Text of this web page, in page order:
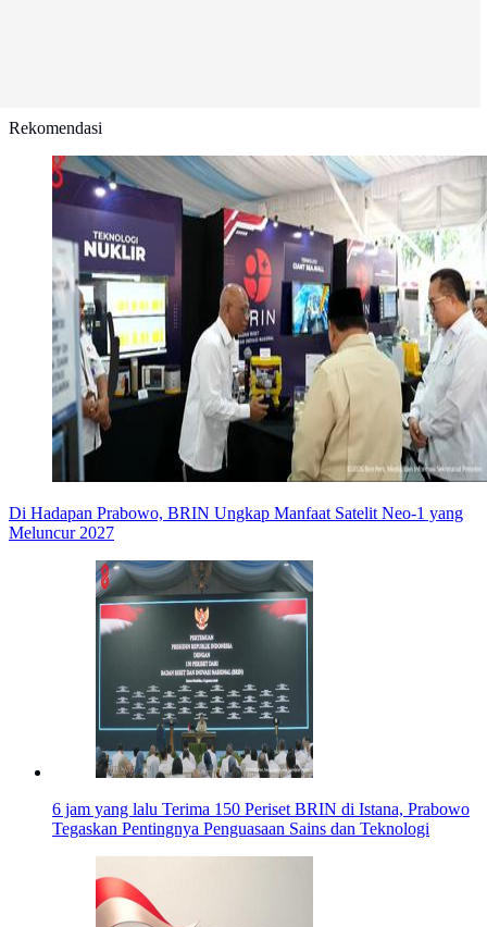
Rekomendasi
Di Hadapan Prabowo, BRIN Ungkap Manfaat Satelit Neo-1 yang
Meluncur 2027
6 jam yang lalu Terima 150 Periset BRIN di Istana, Prabowo
Tegaskan Pentingnya Penguasaan Sains dan Teknologi